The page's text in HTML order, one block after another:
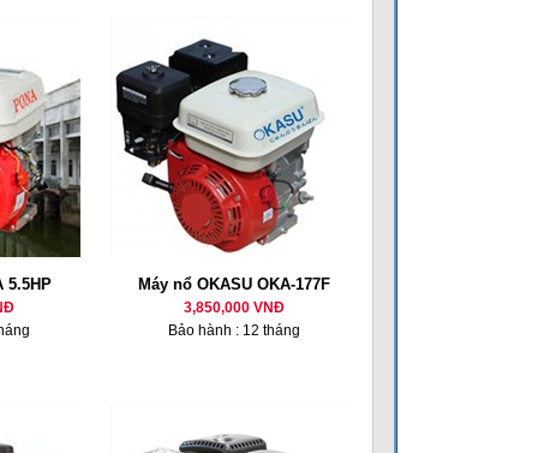
5.5HP Máy nổ OKASU OKA-177F
3,850,000 VNĐ
Bảo hành : 12 tháng